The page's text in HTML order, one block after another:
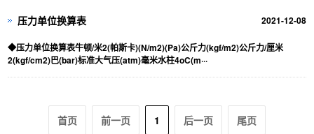
2021-12-08
压力单位换算表
◆压力单位换算表牛顿/米2(帕斯卡)(N/m2)(Pa)公斤力(kgf/m2)公斤力/厘米
2(kgf/cm2)巴(bar)标准大气压(atm)毫米水柱4oC(m···
首页 前一页 1 后一页 尾页